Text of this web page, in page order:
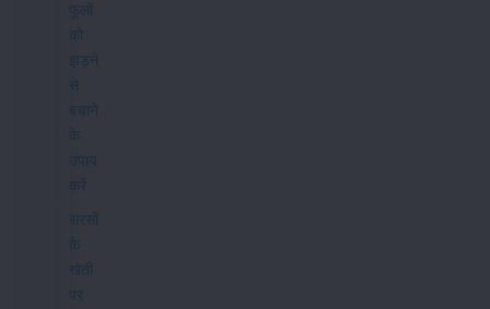
फूलों
को
झड़ने
से
बचाने
के
उपाय
करें
सरसों
के
खेती
पर